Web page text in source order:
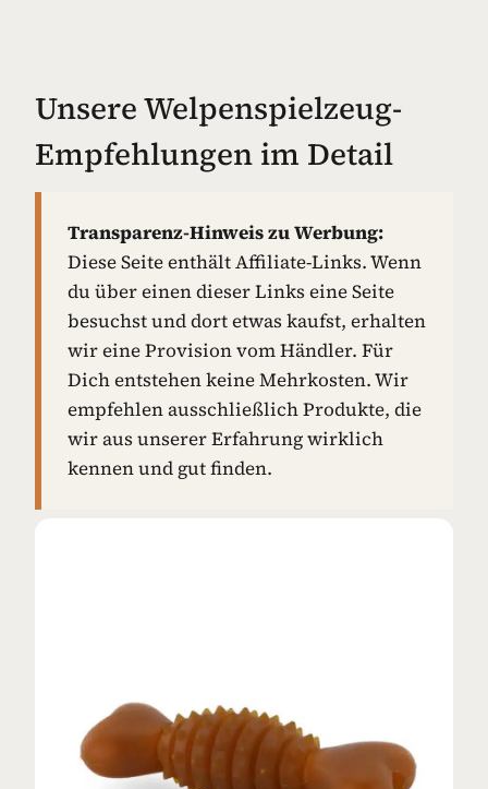
Unsere Welpenspielzeug-
Empfehlungen im Detail
Transparenz-Hinweis zu Werbung:
Diese Seite enthält Affiliate-Links. Wenn
du über einen dieser Links eine Seite
besuchst und dort etwas kaufst, erhalten
wir eine Provision vom Händler. Für
Dich entstehen keine Mehrkosten. Wir
empfehlen ausschließlich Produkte, die
wir aus unserer Erfahrung wirklich
kennen und gut finden.